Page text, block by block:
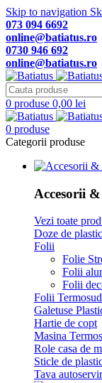
Skip to navigation
073 094 6692
online@batiatus.ro
0730 946 692
online@batiatus.ro
0 produse 0,00 lei
0 produse
Categorii produse
Accesorii
Vezi toate
Doze de plastic
Folii
Folie
Folii
Folii
Folii
Galetuse
Hartie de copt
Masina
Role casa de
Sticle de
Tava